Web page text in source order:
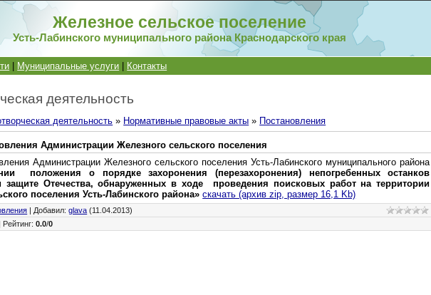
Железное сельское поселение
Усть-Лабинского муниципального района Краснодарского края
Муниципальные услуги Контакты
деятельность
деятельность » Нормативные правовые акты » Постановления
Администрации Железного сельского поселения
Администрации Железного сельского поселения Усть-Лабинского муниципального района
положения о порядке захоронения (перезахоронения) непогребенных останков
Отечества, обнаруженных в ходе проведения поисковых работ на территории
поселения Усть-Лабинского района» скачать (архив zip, размер 16,1 Kb)
Добавил:glava (11.04.2013)
Рейтинг:0.0/0